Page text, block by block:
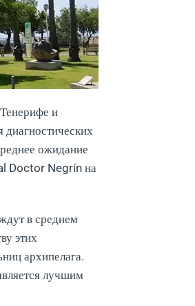
и
ожидание
Doctor Negrín на
в среднем
этих
архипелага.
лучшим